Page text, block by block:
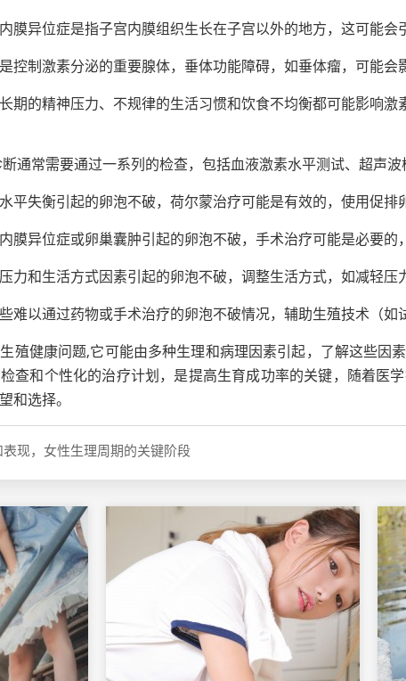
膜异位症是指子宫内膜组织生长在子宫以外的地方，这可能会
控制激素分泌的重要腺体，垂体功能障碍，如垂体瘤，可能
期的精神压力、不规律的生活习惯和饮食不均衡都可能影响激
通常需要通过一系列的检查，包括血液激素水平测试、超声
平失衡引起的卵泡不破，荷尔蒙治疗可能是有效的，使用促排
膜异位症或卵巢囊肿引起的卵泡不破，手术治疗可能是必要的
力和生活方式因素引起的卵泡不破，调整生活方式，如减轻压
难以通过药物或手术治疗的卵泡不破情况，辅助生殖技术（如
殖健康问题,它可能由多种生理和病理因素引起，了解这些
查和个性化的治疗计划，是提高生育成功率的关键，随着医
和选择。
表现，女性生理周期的关键阶段